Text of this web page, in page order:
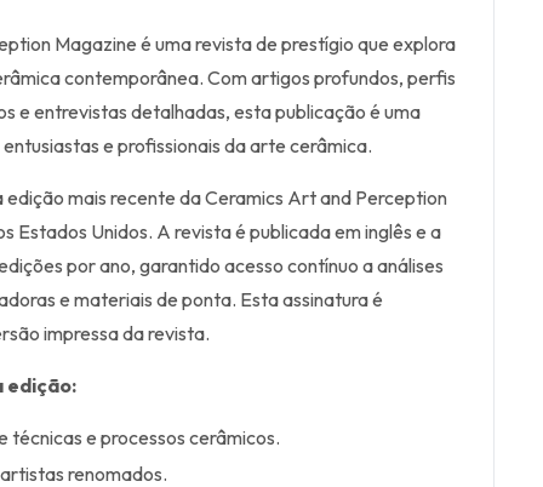
Magazine é uma revista de prestígio que explora
contemporânea. Com artigos profundos, perfis
e entrevistas detalhadas, esta publicação é uma
e profissionais da arte cerâmica.
mais recente da Ceramics Art and Perception
Estados Unidos. A revista é publicada em inglês e a
por ano, garantido acesso contínuo a análises
e materiais de ponta. Esta assinatura é
impressa da revista.
edição:
técnicas e processos cerâmicos.
renomados.